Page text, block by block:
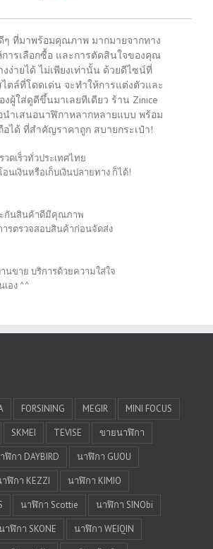
ๆ ที่มาพร้อมคุณภาพ มากมายจากทาง
การเลือกซื้อ และการตัดสินใจของคุณ
งง่ายได้ ไม่เพียงเท่านั้น ด้วยดีไซน์ที่
ตล์ที่โดดเด่น จะทำให้การแต่งตัวและ
ผู้ใส่ดูดีขึ้นมาเลยทีเดียว ร้าน Zinice
อนำเสนอนาฬิกาหลากหลายแบบ พร้อม
อได้ ที่สำคัญราคาถูก สบายกระเป๋า!
วดเร็วทั่วประเทศไทย
อนเงินหรือเก็บเงินปลายทาง ก็ได้!
กันสินค้าดีมีคุณภาพ
ารตรวจสอบสินค้าก่อนจัดส่ง
นขาย บริการด้วยความใส่ใจ
เอง ^^
FORSINING MEGIR
MINI FOCUS
SKMEI TEVISE
ขายนาฬิกา
ฬิกา DAYBIRD
นาฬิกา GUOU
ฬิกา KEZZI
นาฬิกา KIMIO
นาฬิกา Scottie
นาฬิกา SINObi
าฬิกา SKONE
นาฬิกา WEIQIN